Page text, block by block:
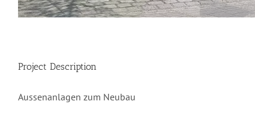
Project Description
Aussenanlagen zum Neubau